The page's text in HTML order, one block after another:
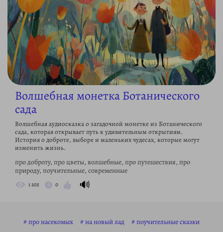
Волшебная монетка Ботанического
сада
Волшебная аудиосказка о загадочной монетке из Ботанического
сада, которая открывает путь к удивительным открытиям.
История о доброте, выборе и маленьких чудесах, которые могут
изменить жизнь.
про доброту, про цветы, волшебные, про путешествия, про
природу, поучительные, современные
1 205 0 🔊
про насекомых на новый лад поучительные сказки